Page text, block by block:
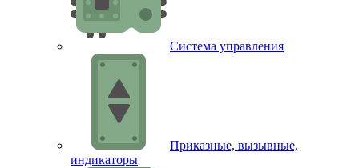
Система управления
Приказные, вызывные,
индикаторы